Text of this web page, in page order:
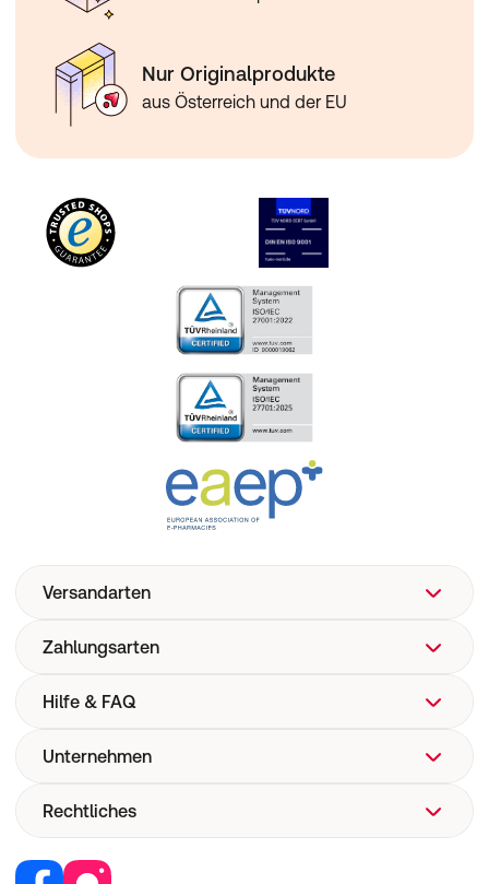
Nur Originalprodukte
aus Österreich und der EU
Versandarten
Zahlungsarten
Hilfe & FAQ
FAQ
Versand
Unternehmen
Über uns
Corporate Website
Retail Media
Rechtliches
Vertrag widerrufen